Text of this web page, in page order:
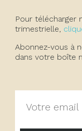
Pour télécharger
trimestrielle,
Abonnez-vous à
dans votre boîte